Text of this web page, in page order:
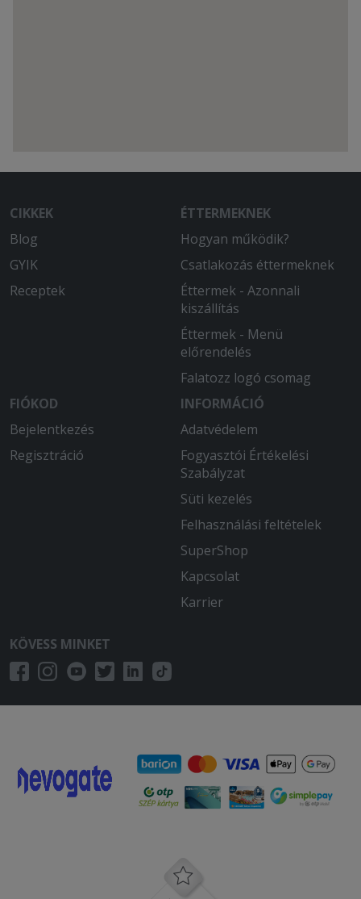
CIKKEK
Blog
GYIK
Receptek
ÉTTERMEKNEK
Hogyan működik?
Csatlakozás éttermeknek
Éttermek - Azonnali
kiszállítás
Éttermek - Menü
előrendelés
Falatozz logó csomag
FIÓKOD
Bejelentkezés
Regisztráció
INFORMÁCIÓ
Adatvédelem
Fogyasztói Értékelési
Szabályzat
Süti kezelés
Felhasználási feltételek
SuperShop
Kapcsolat
Karrier
KÖVESS MINKET